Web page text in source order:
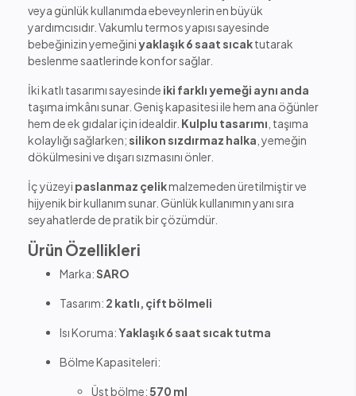
veya günlük kullanımda ebeveynlerin en büyük
yardımcısıdır. Vakumlu termos yapısı sayesinde
bebeğinizin yemeğiniyaklaşık 6 saat sıcaktutarak
beslenme saatlerinde konfor sağlar.
İki katlı tasarımı sayesinde iki farklı yemeği aynı anda
taşıma imkânı sunar. Geniş kapasitesi ile hem ana öğünler
hem de ek gıdalar için idealdir. Kulplu tasarımı , taşıma
kolaylığı sağlarken; silikon sızdırmaz halka , yemeğin
dökülmesini ve dışarı sızmasını önler.
İç yüzeyi paslanmaz çelikmalzemeden üretilmiştir ve
hijyenik bir kullanım sunar. Günlük kullanımın yanı sıra
seyahatlerde de pratik bir çözümdür.
Ürün Özellikleri
Marka:SARO
Tasarım: 2 katlı, çift bölmeli
Isı Koruma:Yaklaşık 6 saat sıcak tutma
Bölme Kapasiteleri:
Üst bölme:570 ml